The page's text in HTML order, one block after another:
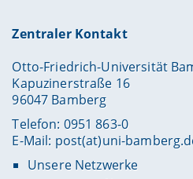
Zentraler Kontakt
Otto-Friedrich-Universität
Kapuzinerstraße 16
96047 Bamberg
Telefon: 0951 863-0
E-Mail: post(at)uni-
Unsere Netzwerke